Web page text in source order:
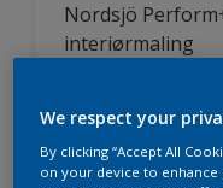
Nordsjö
interiørmaling
We respect your
By clicking “Accept All
on your device to enhance